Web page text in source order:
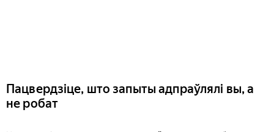
Пацвердзіце, што запыты адпраўлялі вы, а
не робат